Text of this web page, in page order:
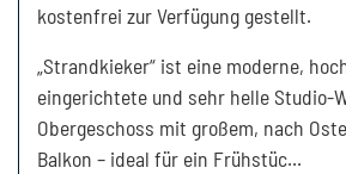
kostenfrei zur Verfügung gestellt.
„Strandkieker“ ist eine moderne,
eingerichtete und sehr helle Studio-
Obergeschoss mit großem, nach
Balkon – ideal für ein Frühstüc...